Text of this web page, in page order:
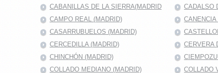
CABANILLAS DE LA SIERRA(MADRID
CADALSO
CAMPO REAL (MADRID)
CASARRUBUELOS (MADRID)
CERCEDILLA (MADRID)
CERVERA
CHINCHÓN (MADRID)
COLLADO MEDIANO (MADRID)
COLLADO